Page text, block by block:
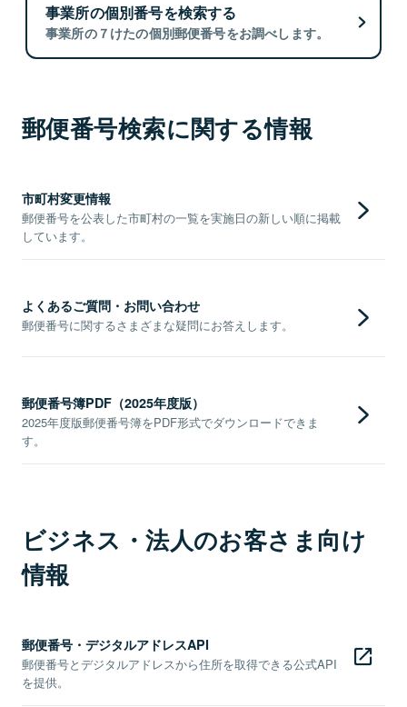
事業所の個別番号を検索する
事業所の７けたの個別郵便番号をお調べします。
郵便番号検索に関する情報
市町村変更情報
郵便番号を公表した市町村の一覧を実施日の新しい順に掲載
しています。
よくあるご質問・お問い合わせ
郵便番号に関するさまざまな疑問にお答えします。
郵便番号簿PDF（2025年度版）
2025年度版郵便番号簿をPDF形式でダウンロードできま
す。
ビジネス・法人のお客さま向け
情報
郵便番号・デジタルアドレスAPI
郵便番号とデジタルアドレスから住所を取得できる公式API
を提供。